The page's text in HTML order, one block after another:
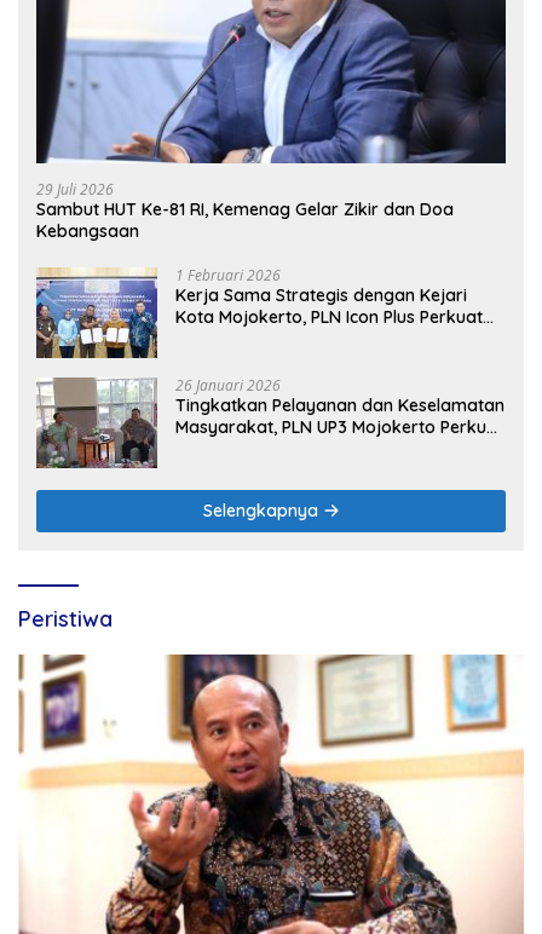
29 Juli 2026
Sambut HUT Ke-81 RI, Kemenag Gelar Zikir dan Doa
Kebangsaan
1 Februari 2026
Kerja Sama Strategis dengan Kejari
Kota Mojokerto, PLN Icon Plus Perkuat
26 Januari 2026
Tingkatkan Pelayanan dan Keselamatan
Masyarakat, PLN UP3 Mojokerto Perkuat
Selengkapnya
Peristiwa